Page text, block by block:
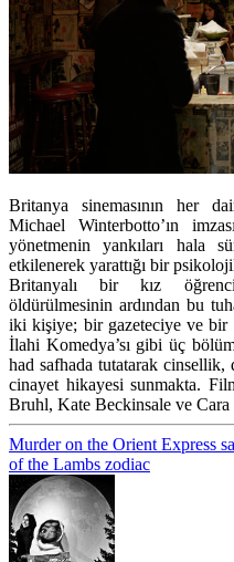
Britanya sinemasının her
Michael Winterbotto’ın
yönetmenin yankıları hala
etkilenerek yarattığı bir
Britanyalı bir kız
öldürülmesinin ardından bu
iki kişiye; bir gazeteciye ve bir
İlahi Komedya’sı gibi üç
had safhada tutatarak
cinayet hikayesi sunmakta.
Bruhl, Kate Beckinsale ve Cara
Murder on the Orient Express
of the Lambs zodiac